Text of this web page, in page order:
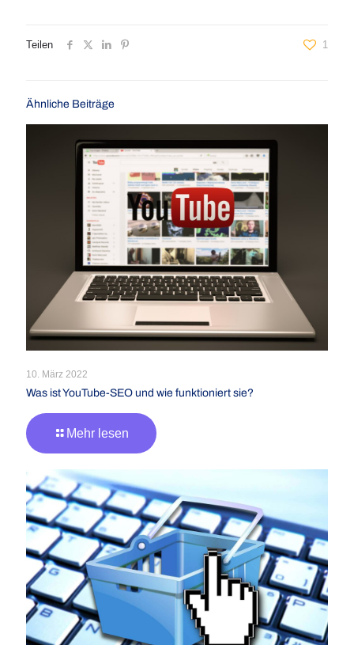
Teilen 1
Ähnliche Beiträge
10. März 2022
Was ist YouTube-SEO und wie funktioniert sie?
Mehr lesen